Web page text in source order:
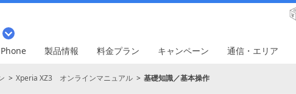
製品情報 料金プラン キャンペーン 通信・エリア
Xperia XZ3 オンラインマニュアル 基礎知識／基本操作